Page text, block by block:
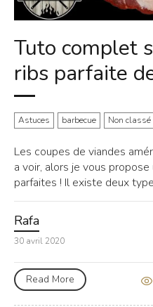
Tuto complet
ribs parfaite
Astuces barbecue Non classé
Les coupes de viandes
a voir, alors je vous
parfaites ! Il existe deux
Rafa
30 avril 2020
Read More